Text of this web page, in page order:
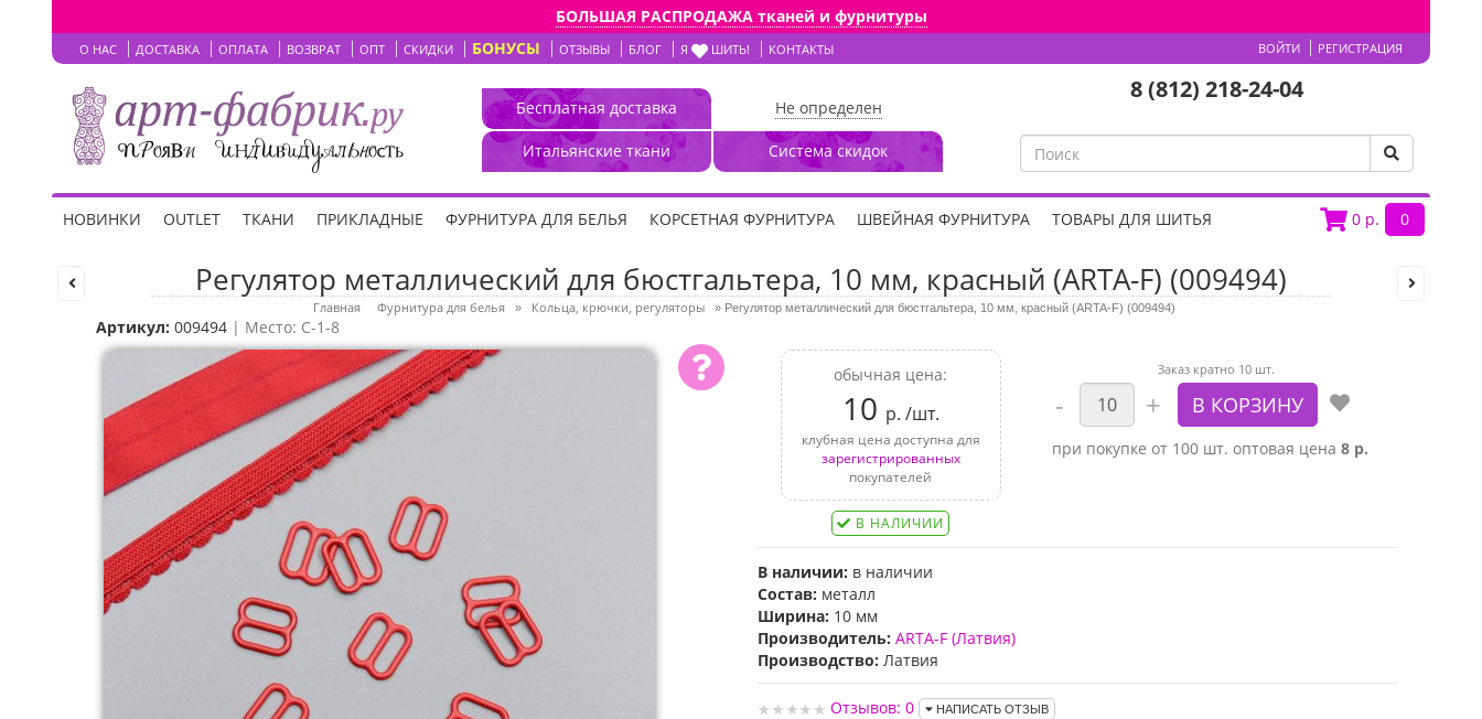
БОЛЬШАЯ РАСПРОДАЖА тканей и фурнитуры
О НАС ДОСТАВКА ОПЛАТА ВОЗВРАТ ОПТ СКИДКИ БОНУСЫ ОТЗЫВЫ БЛОГ Я ШИТЬ! КОНТАКТЫ ВОЙТИ РЕГИСТРАЦИЯ
Бесплатная доставка
Итальянские ткани
Не определен
Система скидок
8 (812) 218-24-04
0 р. 0
НОВИНКИ OUTLET ТКАНИ ПРИКЛАДНЫЕ ФУРНИТУРА ДЛЯ БЕЛЬЯ КОРСЕТНАЯ ФУРНИТУРА ШВЕЙНАЯ ФУРНИТУРА ТОВАРЫ ДЛЯ ШИТЬЯ
Регулятор металлический для бюстгальтера, 10 мм, красный (ARTA-F) (009494)
Главная Фурнитура для белья » Кольца, крючки, регуляторы » Регулятор металлический для бюстгальтера, 10 мм, красный (ARTA-F) (009494)
Артикул: 009494 | Место: C-1-8
обычная цена:
10 р. /шт.
клубная цена доступна для
зарегистрированных
покупателей
В НАЛИЧИИ
Заказ кратно 10 шт.
при покупке от 100 шт. оптовая цена8 р.
В наличии: в наличии
Состав: металл
Ширина: 10 мм
Производитель: ARTA-F (Латвия)
Производство: Латвия
Отзывов: 0 НАПИСАТЬ ОТЗЫВ